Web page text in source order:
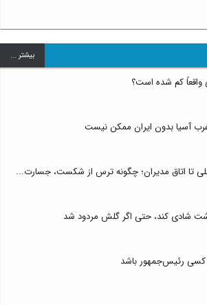
بيشتر ...
واقعاً کم شده است؟
آسیا بدون ایران ممکن نیست
تا اتاق مدیران؛ چگونه ترس از شکست، جسارت...
شادی کند، حتی اگر گلش مردود شد
رئیس‌جمهور باشد